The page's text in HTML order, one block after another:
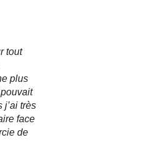
tout
plus
j’ai très
face
de